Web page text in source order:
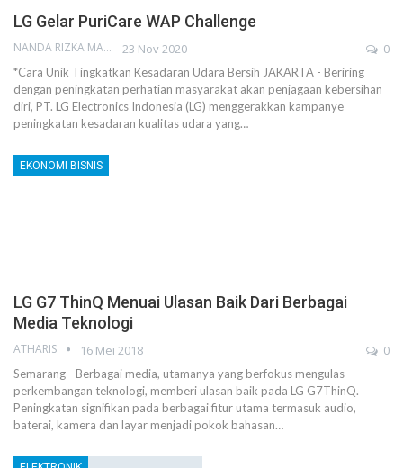
LG Gelar PuriCare WAP Challenge
NANDA RIZKA MAHENDRA 23 Nov 2020 0
*Cara Unik Tingkatkan Kesadaran Udara Bersih JAKARTA - Beriring
dengan peningkatan perhatian masyarakat akan penjagaan kebersihan
diri, PT. LG Electronics Indonesia (LG) menggerakkan kampanye
peningkatan kesadaran kualitas udara yang…
EKONOMI BISNIS
LG G7 ThinQ Menuai Ulasan Baik Dari Berbagai
Media Teknologi
ATHARIS 16 Mei 2018 0
Semarang - Berbagai media, utamanya yang berfokus mengulas
perkembangan teknologi, memberi ulasan baik pada LG G7ThinQ.
Peningkatan signifikan pada berbagai fitur utama termasuk audio,
baterai, kamera dan layar menjadi pokok bahasan…